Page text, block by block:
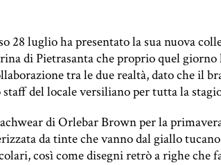
28 luglio ha presentato la sua nuova
di Pietrasanta che proprio quel giorno
tra le due realtà, dato che il
del locale versiliano per tutta la
di Orlebar Brown per la
da tinte che vanno dal giallo
così come disegni retrò a righe che